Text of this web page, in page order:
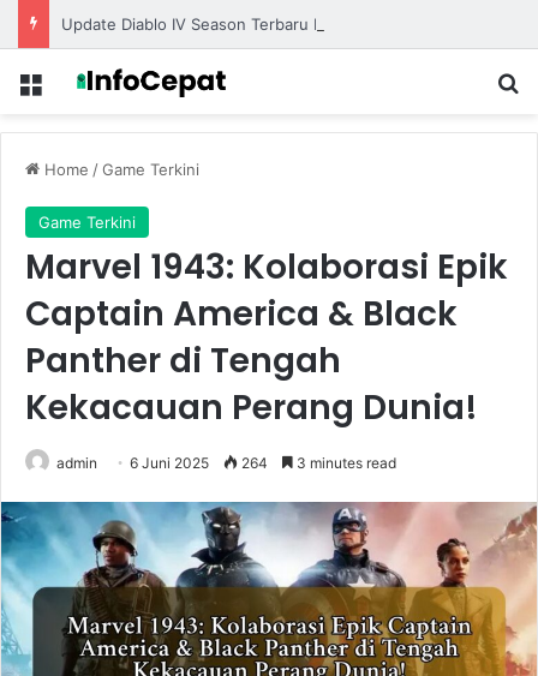
Menu
Home /Game Terkini
Game Terkini
Marvel 1943: Kolaborasi Epik
Captain America & Black
Panther di Tengah
Kekacauan Perang Dunia!
admin 6 Juni 2025 264 3 minutes read